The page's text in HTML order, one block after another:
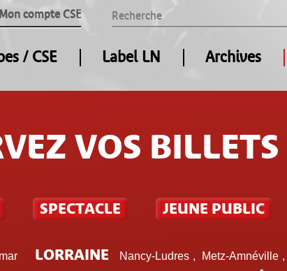
Mon compte CSE
/ CSE Label LN Archives
VOS BILLETS
SPECTACLE JEUNE PUBLIC
LORRAINE Nancy-Ludres , Metz-Amnéville ,